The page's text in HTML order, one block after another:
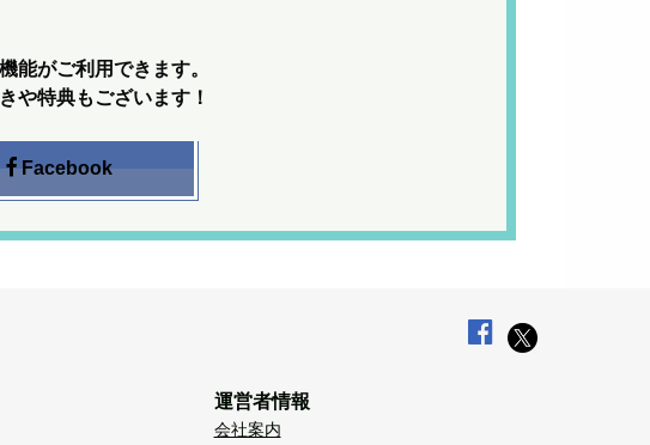
能がご利用できます。
や特典もございます！
Facebook
運営者情報
会社案内